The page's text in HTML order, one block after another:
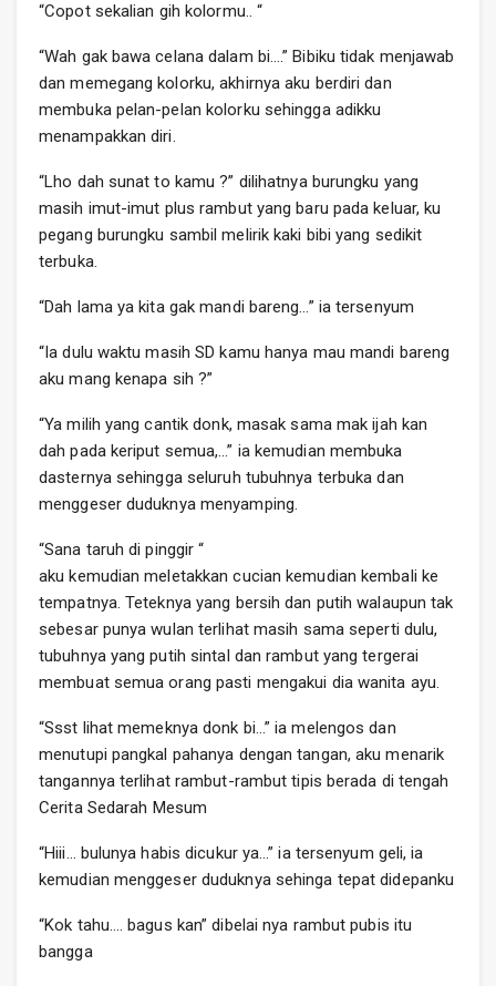
“Copot sekalian gih kolormu.. “
“Wah gak bawa celana dalam bi….” Bibiku tidak menjawab
dan memegang kolorku, akhirnya aku berdiri dan
membuka pelan-pelan kolorku sehingga adikku
menampakkan diri.
“Lho dah sunat to kamu ?” dilihatnya burungku yang
masih imut-imut plus rambut yang baru pada keluar, ku
pegang burungku sambil melirik kaki bibi yang sedikit
terbuka.
“Dah lama ya kita gak mandi bareng…” ia tersenyum
“Ia dulu waktu masih SD kamu hanya mau mandi bareng
aku mang kenapa sih ?”
“Ya milih yang cantik donk, masak sama mak ijah kan
dah pada keriput semua,…” ia kemudian membuka
dasternya sehingga seluruh tubuhnya terbuka dan
menggeser duduknya menyamping.
“Sana taruh di pinggir “
aku kemudian meletakkan cucian kemudian kembali ke
tempatnya. Teteknya yang bersih dan putih walaupun tak
sebesar punya wulan terlihat masih sama seperti dulu,
tubuhnya yang putih sintal dan rambut yang tergerai
membuat semua orang pasti mengakui dia wanita ayu.
“Ssst lihat memeknya donk bi…” ia melengos dan
menutupi pangkal pahanya dengan tangan, aku menarik
tangannya terlihat rambut-rambut tipis berada di tengah
Cerita Sedarah Mesum
“Hiii… bulunya habis dicukur ya…” ia tersenyum geli, ia
kemudian menggeser duduknya sehinga tepat didepanku
“Kok tahu…. bagus kan” dibelai nya rambut pubis itu
bangga